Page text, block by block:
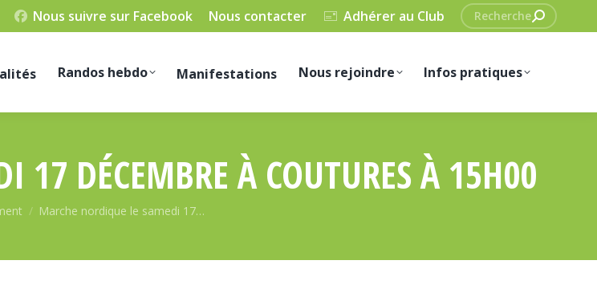
Nous suivre sur Facebook Nous contacter Adhérer au Club
Recherche
:
Randos hebdo Manifestations Nous rejoindre Infos pratiques
17 DÉCEMBRE À COUTURES À 15H00
Marche nordique le samedi 17…